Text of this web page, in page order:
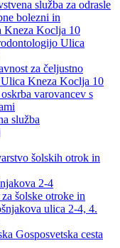
služba za odrasle
bolezni in
Kneza Koclja 10
Ulica
za čeljustno
Kneza Koclja 10
varovancev s
služba
šolskih otrok in
2-4
šolske otroke in
ulica 2-4, 4.
Gosposvetska cesta